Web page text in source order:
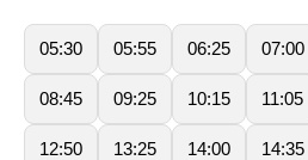
05:30 05:55 06:25 07:00
08:45 09:25 10:15 11:05
12:50 13:25 14:00 14:35